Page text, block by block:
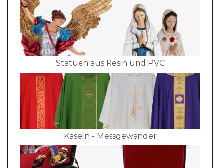
Statuen aus Resin und PVC
Kaseln - Messgewänder